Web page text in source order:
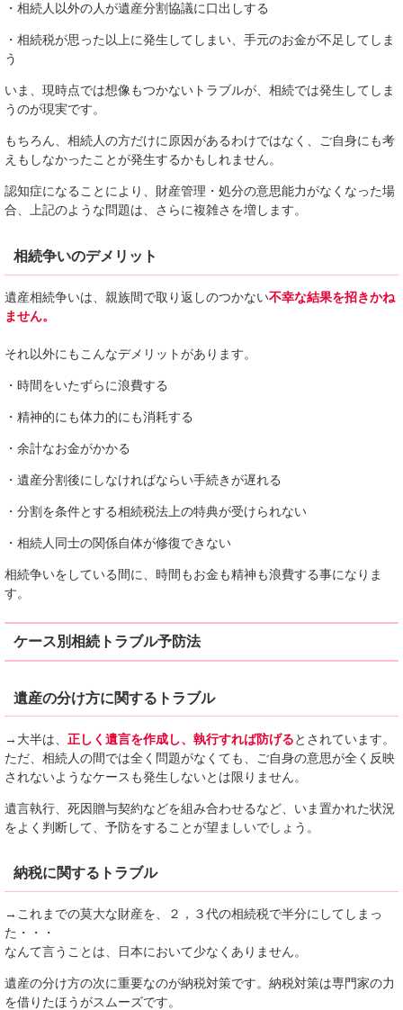
・相続人以外の人が遺産分割協議に口出しする
・相続税が思った以上に発生してしまい、手元のお金が不足してしま
う
いま、現時点では想像もつかないトラブルが、相続では発生してしま
うのが現実です。
もちろん、相続人の方だけに原因があるわけではなく、ご自身にも考
えもしなかったことが発生するかもしれません。
認知症になることにより、財産管理・処分の意思能力がなくなった場
合、上記のような問題は、さらに複雑さを増します。
相続争いのデメリット
遺産相続争いは、親族間で取り返しのつかない不幸な結果を招きかね
ません。
それ以外にもこんなデメリットがあります。
・時間をいたずらに浪費する
・精神的にも体力的にも消耗する
・余計なお金がかかる
・遺産分割後にしなければならい手続きが遅れる
・分割を条件とする相続税法上の特典が受けられない
・相続人同士の関係自体が修復できない
相続争いをしている間に、時間もお金も精神も浪費する事になりま
す。
ケース別相続トラブル予防法
遺産の分け方に関するトラブル
→大半は、 正しく遺言を作成し、執行すれば防げるとされています。
ただ、相続人の間では全く問題がなくても、ご自身の意思が全く反映
されないようなケースも発生しないとは限りません。
遺言執行、死因贈与契約などを組み合わせるなど、いま置かれた状況
をよく判断して、予防をすることが望ましいでしょう。
納税に関するトラブル
→これまでの莫大な財産を、２，３代の相続税で半分にしてしまっ
た・・・
なんて言うことは、日本において少なくありません。
遺産の分け方の次に重要なのが納税対策です。納税対策は専門家の力
を借りたほうがスムーズです。